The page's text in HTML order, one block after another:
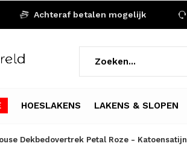
HOESLAKENS LAKENS & SLOPEN
Achteraf betalen mogelijk
Dekbedovertrek Petal Roze - Katoensatijn